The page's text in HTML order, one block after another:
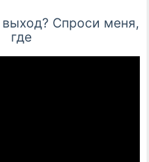
Спроси меня,
где